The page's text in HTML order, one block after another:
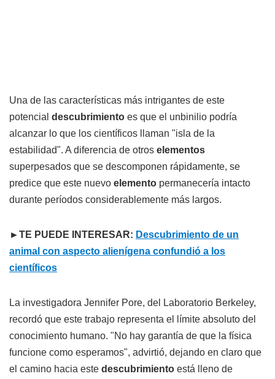
Una de las características más intrigantes de este
potencial descubrimiento es que el unbinilio podría
alcanzar lo que los científicos llaman "isla de la
estabilidad". A diferencia de otros elementos
superpesados que se descomponen rápidamente, se
predice que este nuevo elemento permanecería intacto
durante períodos considerablemente más largos.
►TE PUEDE INTERESAR: Descubrimiento de un
animal con aspecto alienígena confundió a los
científicos
La investigadora Jennifer Pore, del Laboratorio Berkeley,
recordó que este trabajo representa el límite absoluto del
conocimiento humano. "No hay garantía de que la física
funcione como esperamos", advirtió, dejando en claro que
el camino hacia este descubrimiento está lleno de